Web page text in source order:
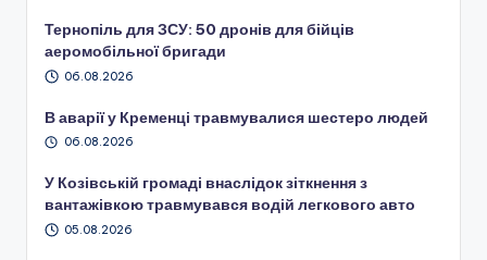
Тернопіль для ЗСУ: 50 дронів для бійців
аеромобільної бригади
06.08.2026
В аварії у Кременці травмувалися шестеро людей
06.08.2026
У Козівській громаді внаслідок зіткнення з
вантажівкою травмувався водій легкового авто
05.08.2026